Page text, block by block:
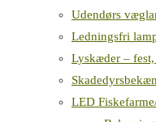
Udendørs
Ledningsfri
Lyskæder –
LED